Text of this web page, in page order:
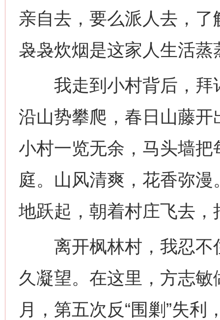
亲自去，要么派人去，
袅袅炊烟是这家人生活
我走到小村背后，拜
沿山势攀爬，春日山藤
小村一览无余，马头墙
庭。山风清爽，花香弥
地跃起，朝着村庄飞去
离开枫林村，我忍不
久凝望。在这里，方志
月，第五次反“围剿”失